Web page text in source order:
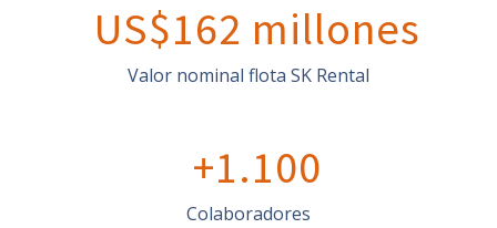
US$162 millones
Valor nominal flota SK Rental
+1.100
Colaboradores